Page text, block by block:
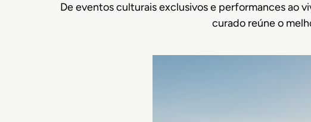
De eventos culturais exclusivos e performances ao
curado reúne o